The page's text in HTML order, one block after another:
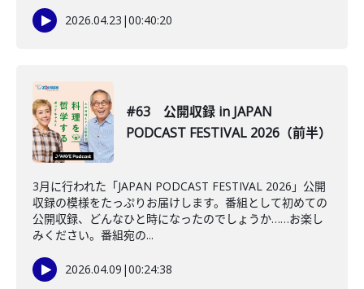
2026.04.23 |00:40:20
#63 公開収録 in JAPAN
PODCAST FESTIVAL 2026（前半）
3月に行われた「JAPAN PODCAST FESTIVAL 2026」公開
収録の模様をたっぷりお届けします。番組として初めての
公開収録、どんなひと時になったのでしょうか……お楽し
みください。番組宛の...
2026.04.09 |00:24:38